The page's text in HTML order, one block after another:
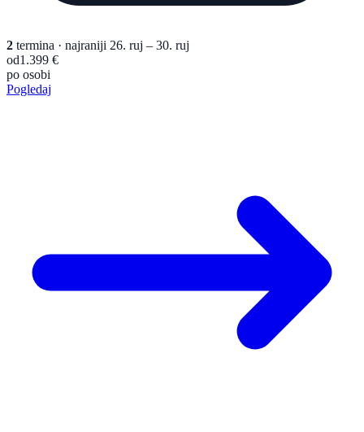
2 termina · najraniji 26. ruj – 30. ruj
od1.399 €
po osobi
Pogledaj